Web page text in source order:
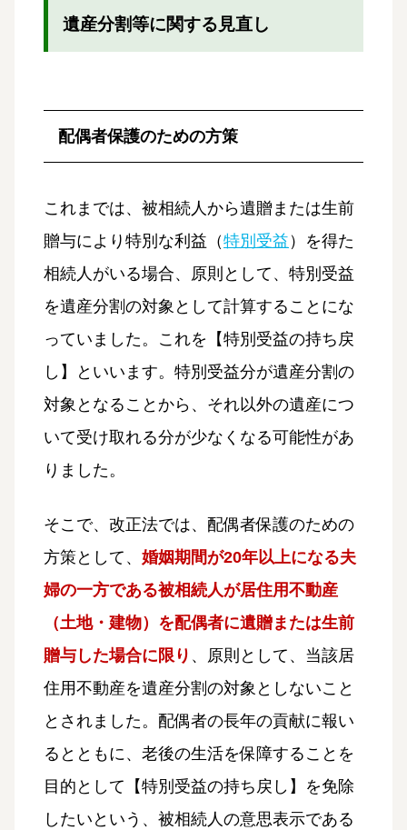
遺産分割等に関する見直し
配偶者保護のための方策
これまでは、被相続人から遺贈または生前
贈与により特別な利益（特別受益 ）を得た
相続人がいる場合、原則として、特別受益
を遺産分割の対象として計算することにな
っていました。これを【特別受益の持ち戻
し】といいます。特別受益分が遺産分割の
対象となることから、それ以外の遺産につ
いて受け取れる分が少なくなる可能性があ
りました。
そこで、改正法では、配偶者保護のための
方策として、 婚姻期間が20年以上になる夫
婦の一方である被相続人が居住用不動産
（土地・建物）を配偶者に遺贈または生前
贈与した場合に限り 、原則として、当該居
住用不動産を遺産分割の対象としないこと
とされました。配偶者の長年の貢献に報い
るとともに、老後の生活を保障することを
目的として【特別受益の持ち戻し】を免除
したいという、被相続人の意思表示である